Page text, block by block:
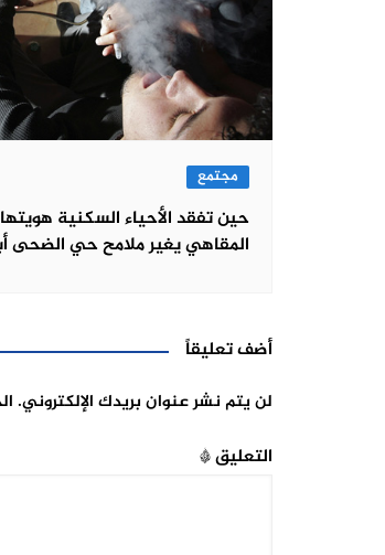
مجتمع
حين تفقد الأحياء السكنية
المقاهي يغير ملامح حي الضحى
أضف تعليقاً
لن يتم نشر عنوان بريدك الإلكتروني.
التعليق*